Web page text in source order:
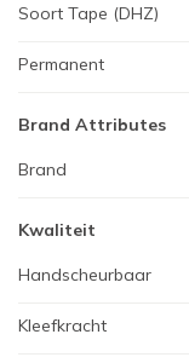
Soort Tape (DHZ)
Permanent
Brand Attributes
Brand
Kwaliteit
Handscheurbaar
Kleefkracht